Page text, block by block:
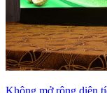
Không mở rộng diện